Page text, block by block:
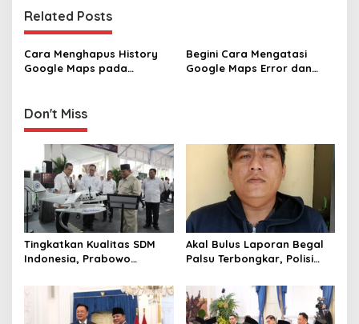
n
a
v
g
a
i
o
n
Related Posts
Cara Menghapus History
Google Maps pada
Begini Cara Mengatasi
Google Maps Error dan
Don't Miss
Tingkatkan Kualitas SDM
Indonesia, Prabowo
hingga Undang Universitas
Terbaik Dunia
Akal Bulus Laporan Begal
Palsu Terbongkar, Polisi
Perusahaan untuk Crypto